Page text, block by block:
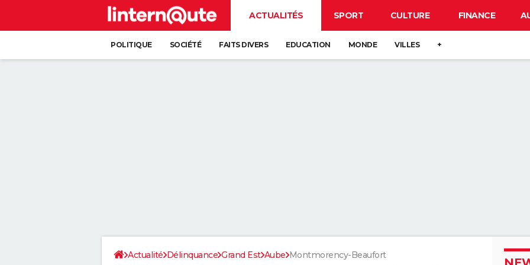
ACTUALITÉS SPORT CULTURE FINANCE
POLITIQUE SOCIÉTÉ FAITS DIVERS EDUCATION MONDE VILLES +
Actualité Délinquance Grand Est Aube Montmorency-Beaufort